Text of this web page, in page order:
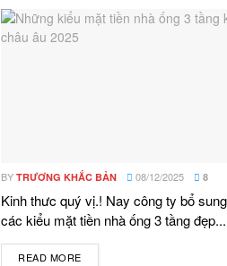
BY TRƯƠNG KHẮC BẢN 08/12/2025 8
Kinh thưc quý vị.! Nay công ty bổ
các kiểu mặt tiền nhà ống 3 tầng đẹp...
READ MORE